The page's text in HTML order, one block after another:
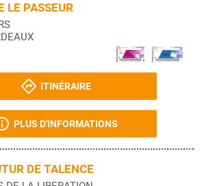
LE PASSEUR
ITINÉRAIRE
PLUS D'INFORMATIONS
DE TALENCE